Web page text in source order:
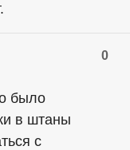
0
было
в штаны
с